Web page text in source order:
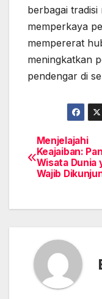
berbagai
memperkaya
mempererat
meningkatkan
pendengar di
Post
Menjelajahi
Keajaiban:
Wisata Dunia
Wajib